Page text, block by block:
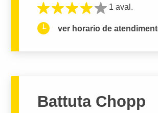
1 aval.
ver horario de
Battuta Chopp